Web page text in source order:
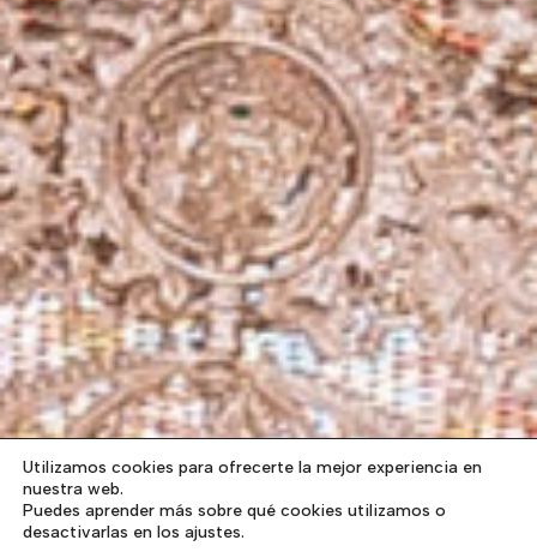
Utilizamos cookies para ofrecerte la mejor experiencia en
nuestra web.
Puedes aprender más sobre qué cookies utilizamos o
desactivarlas en los ajustes.